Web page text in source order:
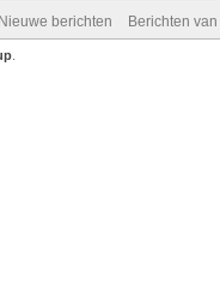
Nieuwe berichten Berichten